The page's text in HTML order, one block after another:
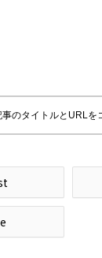
事のタイトルとURLを